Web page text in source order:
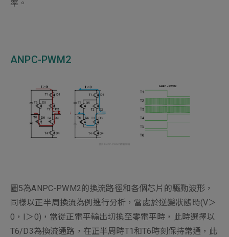
率。
ANPC-PWM2
圖5為ANPC-PWM2的換流路徑和各個芯片的驅動波形，
同樣以正半周換流為例進行分析，當處於逆變狀態時(V＞
0，I＞0)，當從正電平輸出切換至零電平時，此時選擇以
T6/D3為換流通路，在正半周時T1和T6時刻保持常通，此